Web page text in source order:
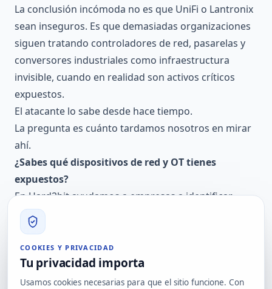
La conclusión incómoda no es que UniFi o Lantronix
sean inseguros. Es que demasiadas organizaciones
siguen tratando controladores de red, pasarelas y
conversores industriales como infraestructura
invisible, cuando en realidad son activos críticos
expuestos.
El atacante lo sabe desde hace tiempo.
La pregunta es cuánto tardamos nosotros en mirar
ahí.
¿Sabes qué dispositivos de red y OT tienes
expuestos?
En Hard2bit ayudamos a empresas a identificar,
priorizar y reducir riesgos reales en su
infraestructura de red, dispositivos de borde,
entornos OT y activos expuestos.
Podemos ayudarte con:
Gestión de superficie de ataque
COOKIES Y PRIVACIDAD
Tu privacidad importa
Usamos cookies necesarias para que el sitio funcione. Con